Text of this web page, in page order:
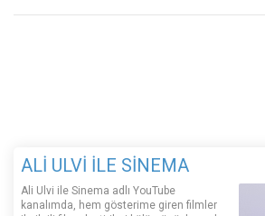
ALİ ULVİ İLE SİNEMA
Ali Ulvi ile Sinema adlı YouTube
kanalımda, hem gösterime giren filmler